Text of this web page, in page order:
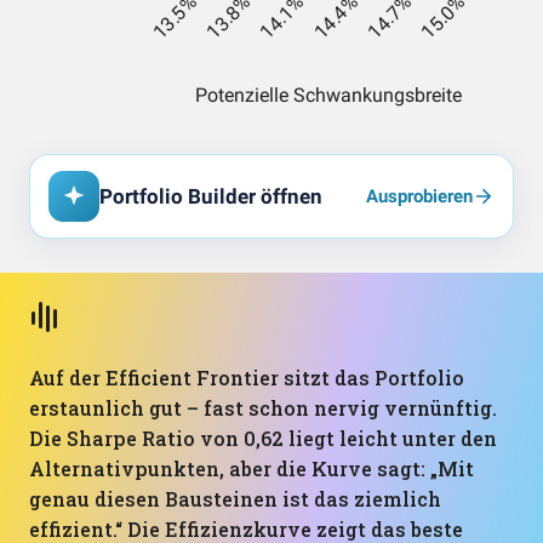
Portfolio Builder öffnen Ausprobieren
Auf der Efficient Frontier sitzt das Portfolio
erstaunlich gut – fast schon nervig vernünftig.
Die Sharpe Ratio von 0,62 liegt leicht unter den
Alternativpunkten, aber die Kurve sagt: „Mit
genau diesen Bausteinen ist das ziemlich
effizient.“ Die Effizienzkurve zeigt das beste